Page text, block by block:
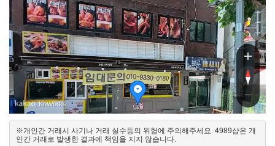
서
, KnWorks
※개인간 거래시 사기나 거래 실수등의 위험에 주의해주세요. 4989샵은 개
인간 거래로 발생한 결과에 책임을 지지 않습니다.